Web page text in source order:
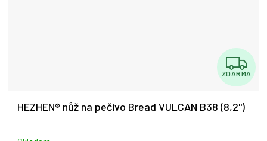
Z
D
ZDARMA
HEZHEN® nůž na pečivo Bread VULCAN B38 (8,2")